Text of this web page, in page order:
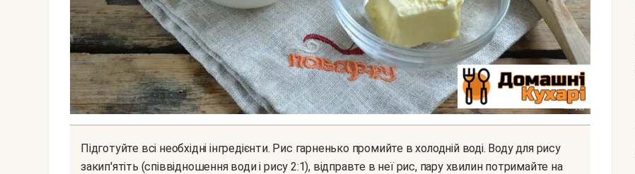
Підготуйте всі необхідні інгредієнти. Рис гарненько промийте в холодній воді. Воду для рису
закип'ятіть (співвідношення води і рису 2:1), відправте в неї рис, пару хвилин потримайте на